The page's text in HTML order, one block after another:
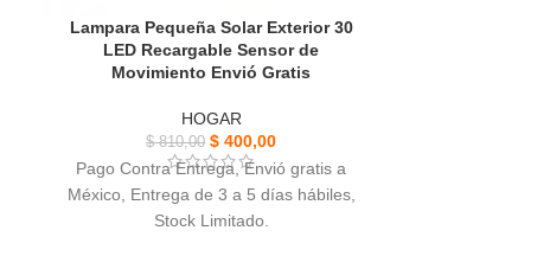
Lampara Pequeña Solar Exterior 30
LED Recargable Sensor de
Movimiento Envió Gratis
HOGAR
$810,00 $ 400,00
Pago Contra Entrega, Envió gratis a
México, Entrega de 3 a 5 días hábiles,
Stock Limitado.